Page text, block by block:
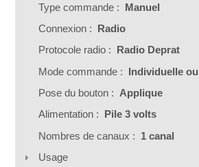
Type commande : Manuel
Connexion : Radio
Protocole radio : Radio Deprat
Mode commande : Individuelle
Pose du bouton : Applique
Alimentation :
Pile 3 volts
Nombres de canaux : 1 canal
Usage